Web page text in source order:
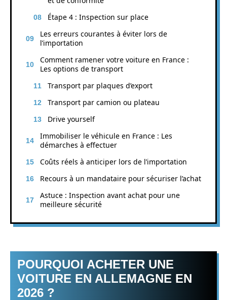
Étape 4 : Inspection sur place
Les erreurs courantes à éviter lors de
l’importation
Comment ramener votre voiture en France :
Les options de transport
Transport par plaques d’export
Transport par camion ou plateau
Drive yourself
Immobiliser le véhicule en France : Les
démarches à effectuer
Coûts réels à anticiper lors de l’importation
Recours à un mandataire pour sécuriser l’achat
Astuce : Inspection avant achat pour une
meilleure sécurité
POURQUOI ACHETER UNE
VOITURE EN ALLEMAGNE EN
2026 ?